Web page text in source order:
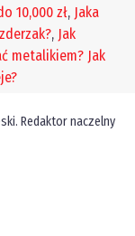
10,000 zł, Jaka
, Jak
metalikiem? Jak
Redaktor naczelny